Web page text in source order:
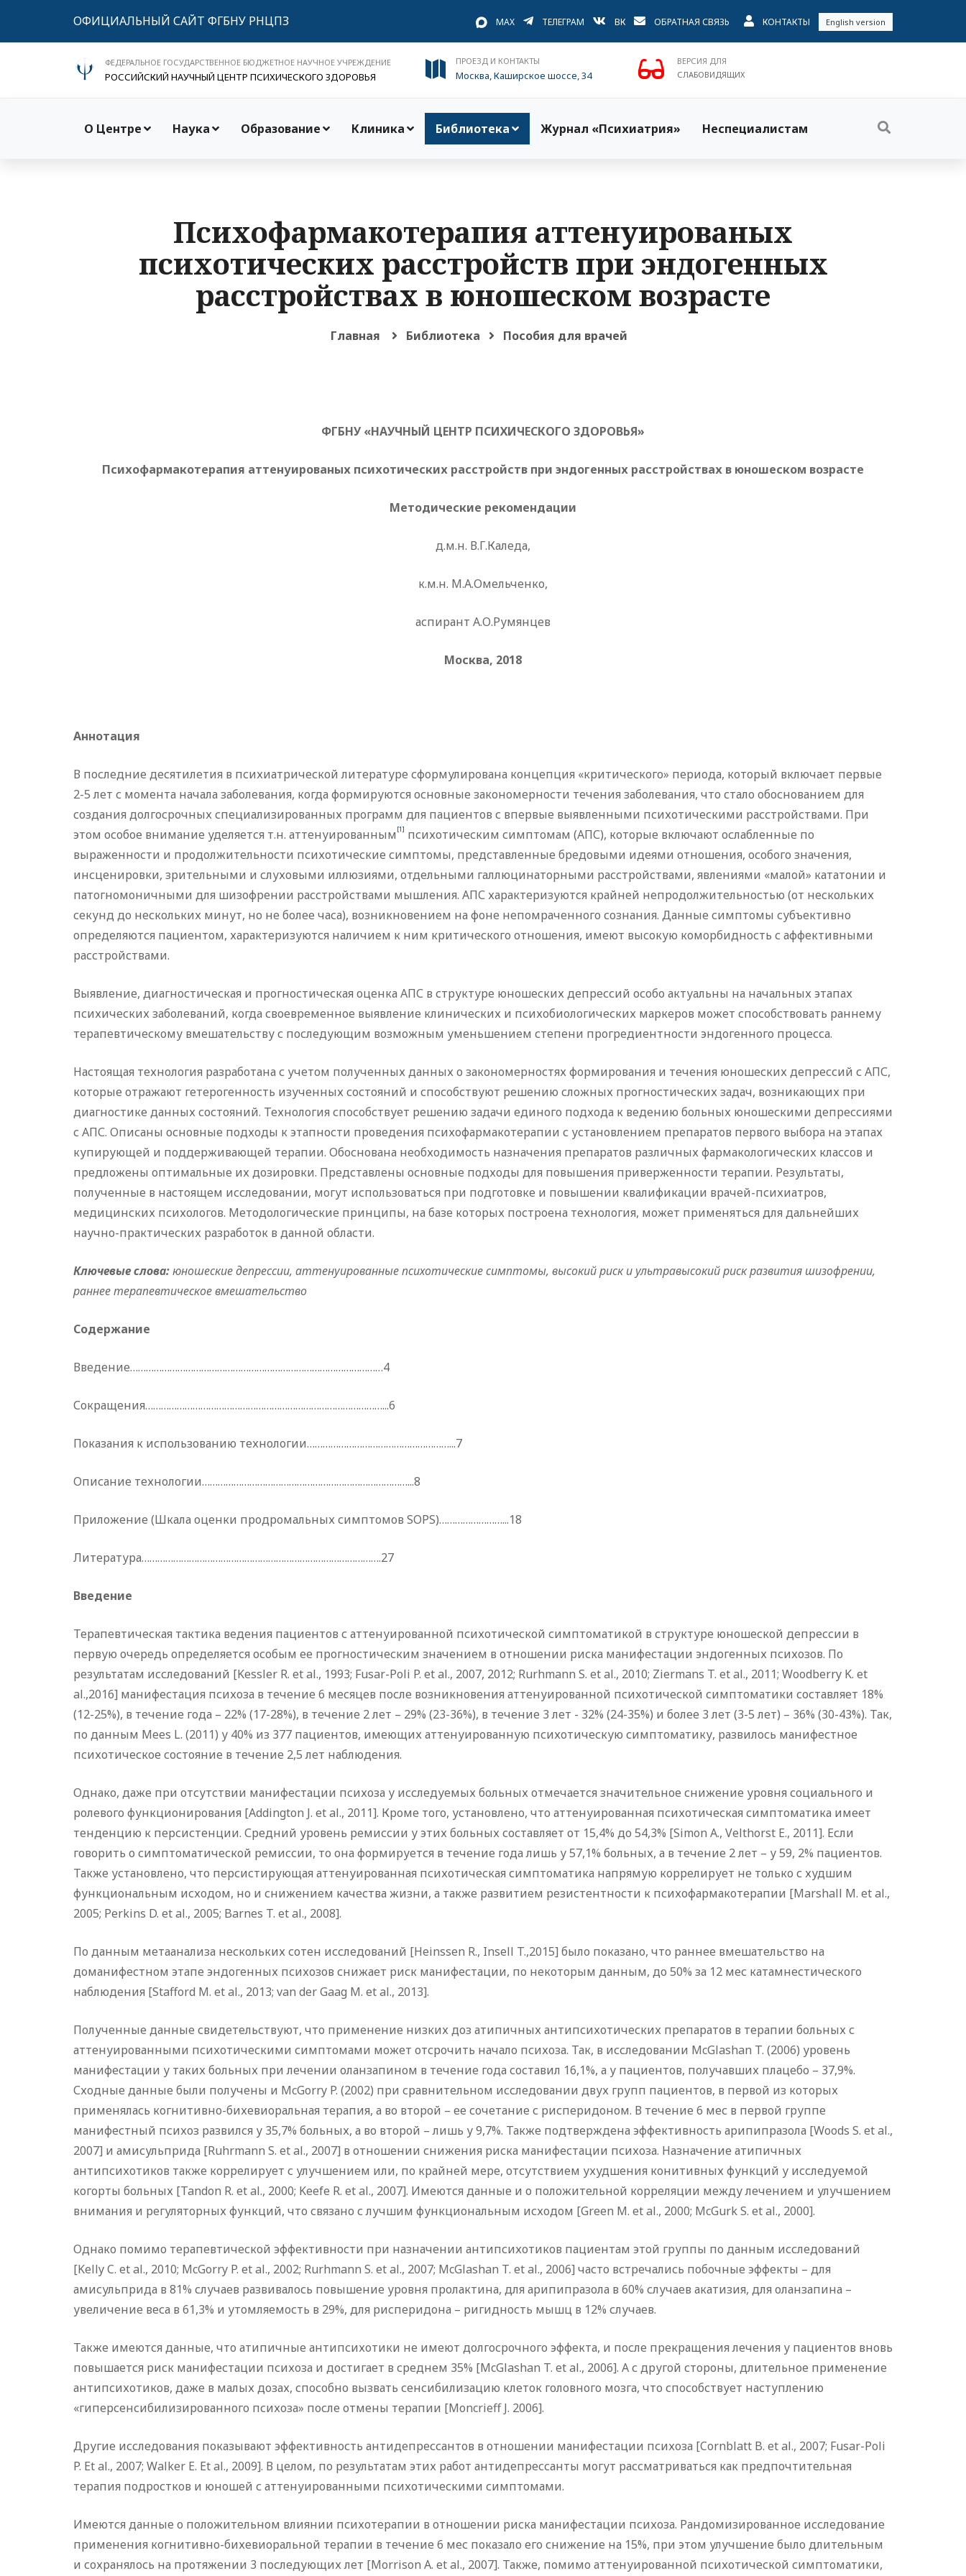
ОФИЦИАЛЬНЫЙ САЙТ ФГБНУ РНЦПЗ MAX ТЕЛЕГРАМ ВК ОБРАТНАЯ СВЯЗЬ КОНТАКТЫ English version
ФЕДЕРАЛЬНОЕ ГОСУДАРСТВЕННОЕ БЮДЖЕТНОЕ НАУЧНОЕ УЧРЕЖДЕНИЕ
РОССИЙСКИЙ НАУЧНЫЙ ЦЕНТР ПСИХИЧЕСКОГО ЗДОРОВЬЯ
ПРОЕЗД И КОНТАКТЫ
Москва, Каширское шоссе, 34
ВЕРСИЯ ДЛЯ
СЛАБОВИДЯЩИХ
О Центре Наука Образование Клиника Библиотека Журнал «Психиатрия» Неспециалистам
Психофармакотерапия аттенуированых
психотических расстройств при эндогенных
расстройствах в юношеском возрасте
Главная Библиотека Пособия для врачей
ФГБНУ «НАУЧНЫЙ ЦЕНТР ПСИХИЧЕСКОГО ЗДОРОВЬЯ»
Психофармакотерапия аттенуированых психотических расстройств при эндогенных расстройствах в юношеском возрасте
Методические рекомендации
д.м.н. В.Г.Каледа,
к.м.н. М.А.Омельченко,
аспирант А.О.Румянцев
Москва, 2018
Аннотация
В последние десятилетия в психиатрической литературе сформулирована концепция «критического» периода, который включает первые
2-5 лет с момента начала заболевания, когда формируются основные закономерности течения заболевания, что стало обоснованием для
создания долгосрочных специализированных программ для пациентов с впервые выявленными психотическими расстройствами. При
этом особое внимание уделяется т.н. аттенуированным [1] психотическим симптомам (АПС), которые включают ослабленные по
выраженности и продолжительности психотические симптомы, представленные бредовыми идеями отношения, особого значения,
инсценировки, зрительными и слуховыми иллюзиями, отдельными галлюцинаторными расстройствами, явлениями «малой» кататонии и
патогномоничными для шизофрении расстройствами мышления. АПС характеризуются крайней непродолжительностью (от нескольких
секунд до нескольких минут, но не более часа), возникновением на фоне непомраченного сознания. Данные симптомы субъективно
определяются пациентом, характеризуются наличием к ним критического отношения, имеют высокую коморбидность с аффективными
расстройствами.
Выявление, диагностическая и прогностическая оценка АПС в структуре юношеских депрессий особо актуальны на начальных этапах
психических заболеваний, когда своевременное выявление клинических и психобиологических маркеров может способствовать раннему
терапевтическому вмешательству с последующим возможным уменьшением степени прогредиентности эндогенного процесса.
Настоящая технология разработана с учетом полученных данных о закономерностях формирования и течения юношеских депрессий с АПС,
которые отражают гетерогенность изученных состояний и способствуют решению сложных прогностических задач, возникающих при
диагностике данных состояний. Технология способствует решению задачи единого подхода к ведению больных юношескими депрессиями
с АПС. Описаны основные подходы к этапности проведения психофармакотерапии с установлением препаратов первого выбора на этапах
купирующей и поддерживающей терапии. Обоснована необходимость назначения препаратов различных фармакологических классов и
предложены оптимальные их дозировки. Представлены основные подходы для повышения приверженности терапии. Результаты,
полученные в настоящем исследовании, могут использоваться при подготовке и повышении квалификации врачей-психиатров,
медицинских психологов. Методологические принципы, на базе которых построена технология, может применяться для дальнейших
научно-практических разработок в данной области.
Ключевые слова:юношеские депрессии, аттенуированные психотические симптомы, высокий риск и ультравысокий риск развития шизофрении,
раннее терапевтическое вмешательство
Содержание
Введение……………………………………………………………………………………4
Сокращения………………………………………………………………………………...6
Показания к использованию технологии………………………………………………...7
Описание технологии……………………………………………………………………...8
Приложение (Шкала оценки продромальных симптомов SOPS)……………………...18
Литература……………………………………………………………………………….27
Введение
Терапевтическая тактика ведения пациентов с аттенуированной психотической симптоматикой в структуре юношеской депрессии в
первую очередь определяется особым ее прогностическим значением в отношении риска манифестации эндогенных психозов. По
результатам исследований [Kessler R. et al., 1993; Fusar-Poli P. et al., 2007, 2012; Rurhmann S. et al., 2010; Ziermans T. et al., 2011; Woodberry K. et
al.,2016] манифестация психоза в течение 6 месяцев после возникновения аттенуированной психотической симптоматики составляет 18%
(12-25%), в течение года – 22% (17-28%), в течение 2 лет – 29% (23-36%), в течение 3 лет - 32% (24-35%) и более 3 лет (3-5 лет) – 36% (30-43%). Так,
по данным Mees L. (2011) у 40% из 377 пациентов, имеющих аттенуированную психотическую симптоматику, развилось манифестное
психотическое состояние в течение 2,5 лет наблюдения.
Однако, даже при отсутствии манифестации психоза у исследуемых больных отмечается значительное снижение уровня социального и
ролевого функционирования [Addington J. et al., 2011]. Кроме того, установлено, что аттенуированная психотическая симптоматика имеет
тенденцию к персистенции. Средний уровень ремиссии у этих больных составляет от 15,4% до 54,3% [Simon A., Velthorst E., 2011]. Если
говорить о симптоматической ремиссии, то она формируется в течение года лишь у 57,1% больных, а в течение 2 лет – у 59, 2% пациентов.
Также установлено, что персистирующая аттенуированная психотическая симптоматика напрямую коррелирует не только с худшим
функциональным исходом, но и снижением качества жизни, а также развитием резистентности к психофармакотерапии [Marshall M. et al.,
2005; Perkins D. et al., 2005; Barnes T. et al., 2008].
По данным метаанализа нескольких сотен исследований [Heinssen R., Insell T.,2015] было показано, что раннее вмешательство на
доманифестном этапе эндогенных психозов снижает риск манифестации, по некоторым данным, до 50% за 12 мес катамнестического
наблюдения [Stafford M. et al., 2013; van der Gaag M. et al., 2013].
Полученные данные свидетельствуют, что применение низких доз атипичных антипсихотических препаратов в терапии больных с
аттенуированными психотическими симптомами может отсрочить начало психоза. Так, в исследовании McGlashan T. (2006) уровень
манифестации у таких больных при лечении оланзапином в течение года составил 16,1%, а у пациентов, получавших плацебо – 37,9%.
Сходные данные были получены и McGorry P. (2002) при сравнительном исследовании двух групп пациентов, в первой из которых
применялась когнитивно-бихевиоральная терапия, а во второй – ее сочетание с рисперидоном. В течение 6 мес в первой группе
манифестный психоз развился у 35,7% больных, а во второй – лишь у 9,7%. Также подтверждена эффективность арипипразола [Woods S. et al.,
2007] и амисульприда [Ruhrmann S. et al., 2007] в отношении снижения риска манифестации психоза. Назначение атипичных
антипсихотиков также коррелирует с улучшением или, по крайней мере, отсутствием ухудшения конитивных функций у исследуемой
когорты больных [Tandon R. et al., 2000; Keefe R. et al., 2007]. Имеются данные и о положительной корреляции между лечением и улучшением
внимания и регуляторных функций, что связано с лучшим функциональным исходом [Green M. et al., 2000; McGurk S. et al., 2000].
Однако помимо терапевтической эффективности при назначении антипсихотиков пациентам этой группы по данным исследований
[Kelly C. et al., 2010; McGorry P. et al., 2002; Rurhmann S. et al., 2007; McGlashan T. et al., 2006] часто встречались побочные эффекты – для
амисульприда в 81% случаев развивалось повышение уровня пролактина, для арипипразола в 60% случаев акатизия, для оланзапина –
увеличение веса в 61,3% и утомляемость в 29%, для рисперидона – ригидность мышц в 12% случаев.
Также имеются данные, что атипичные антипсихотики не имеют долгосрочного эффекта, и после прекращения лечения у пациентов вновь
повышается риск манифестации психоза и достигает в среднем 35% [McGlashan T. et al., 2006]. А с другой стороны, длительное применение
антипсихотиков, даже в малых дозах, способно вызвать сенсибилизацию клеток головного мозга, что способствует наступлению
«гиперсенсибилизированного психоза» после отмены терапии [Moncrieff J. 2006].
Другие исследования показывают эффективность антидепрессантов в отношении манифестации психоза [Cornblatt B. et al., 2007; Fusar-Poli
P. Et al., 2007; Walker E. Et al., 2009]. В целом, по результатам этих работ антидепрессанты могут рассматриваться как предпочтительная
терапия подростков и юношей с аттенуированными психотическими симптомами.
Имеются данные о положительном влиянии психотерапии в отношении риска манифестации психоза. Рандомизированное исследование
применения когнитивно-бихевиоральной терапии в течение 6 мес показало его снижение на 15%, при этом улучшение было длительным
и сохранялось на протяжении 3 последующих лет [Morrison A. et al., 2007]. Также, помимо аттенуированной психотической симптоматики,